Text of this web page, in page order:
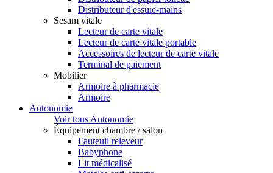
Distributeur d'essuie-mains
Sesam vitale
Lecteur de carte vitale
Lecteur de carte vitale portable
Accessoires de lecteur de carte vitale
Terminal de paiement
Mobilier
Armoire à pharmacie
Armoire
Autonomie
Voir tous Autonomie
Équipement chambre / salon
Fauteuil releveur
Babyphone
Lit médicalisé